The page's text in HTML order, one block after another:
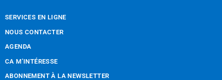
SERVICES EN LIGNE
NOUS CONTACTER
AGENDA
CA M’INTÉRESSE
ABONNEMENT À LA NEWSLETTER